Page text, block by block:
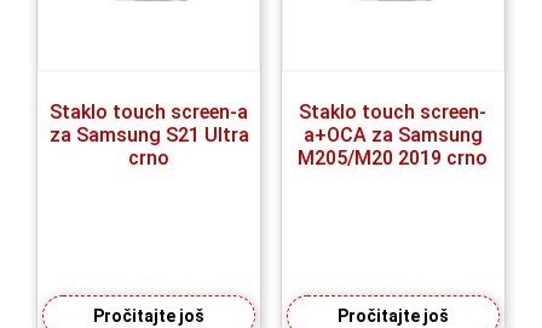
Staklo touch screen-a
za Samsung S21 Ultra
crno
Pročitajte još
Staklo touch screen-
a+OCA za Samsung
M205/M20 2019 crno
Pročitajte još